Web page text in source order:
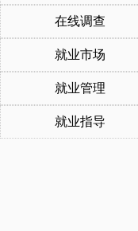
在线调查
就业市场
就业管理
就业指导